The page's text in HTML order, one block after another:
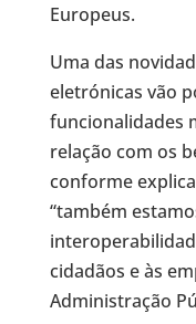
Europeus.
Uma das
eletrónicas vão
funcionalidades
relação com os
conforme
“também
cidadãos e às
Administração